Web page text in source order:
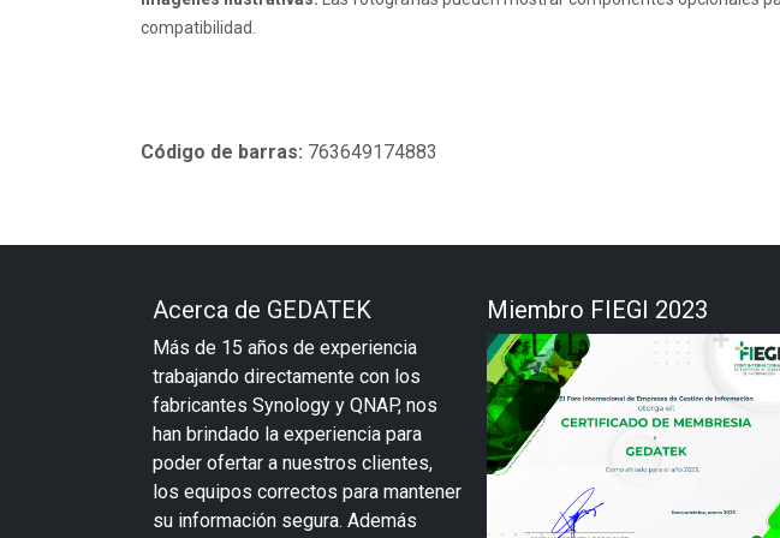
compatibilidad.
Código de barras: 763649174883
Acerca de GEDATEK
Más de 15 años de experiencia
trabajando directamente con los
fabricantes Synology y QNAP, nos
han brindado la experiencia para
poder ofertar a nuestros clientes,
los equipos correctos para mantener
su información segura. Además
Miembro FIEGI 2023